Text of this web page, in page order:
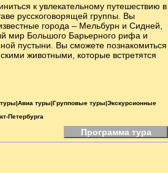
к увлекательному путешествию в
русскоговорящей группы. Вы
города – Мельбурн и Сидней,
мир Большого Барьерного рифа и
пустыни. Вы сможете познакомиться
животными, которые встретятся
туры|Авиа туры|Групповые туры|Экскурсионные
Петербурга
Программа тура